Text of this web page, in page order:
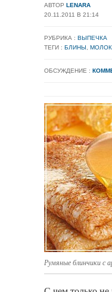
АВТОР LENARA
20.11.2011 В 21:14
РУБРИКА : ВЫПЕЧКА
ТЕГИ : БЛИНЫ ,
ОБСУЖДЕНИЕ :
Румяные блинчики с